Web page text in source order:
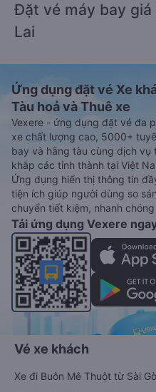
Đặt vé máy bay giá
Lai
Ứng dụng đặt vé Xe
Tàu hoả và Thuê xe
Vexere - ứng dụng đặt vé đa
xe chất lượng cao, 5000+
bay và hãng tàu cùng dịch vụ
khắp các tỉnh thành tại Việt
Ứng dụng hiển thị thông tin
tiện ích giúp người dùng so
chuyển tiết kiệm, nhanh
Tải ứng dụng Vexere
Vé xe khách
Xe đi Buôn Mê Thuột từ Sài